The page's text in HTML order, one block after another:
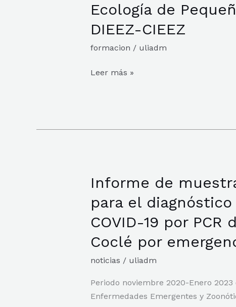
Ecología de
DIEEZ-CIEEZ
formacion / uliadm
UP
Capacitación
Teórico-
de
Mamíferos
Leer más »
Informe de
para el
COVID-19 por PCR
Coclé por
noticias / uliadm
Periodo noviembre 2020-Enero
Enfermedades Emergentes y
Informe
muestras
procesadas
el
diagnóstico
de
COVID-